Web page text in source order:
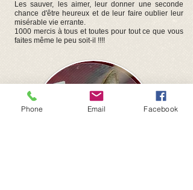
Les sauver, les aimer, leur donner une seconde
chance d'être heureux et de leur faire oublier leur
misérable vie errante.
1000 mercis à tous et toutes pour tout ce que vous
faites même le peu soit-il !!!!
Phone Email Facebook